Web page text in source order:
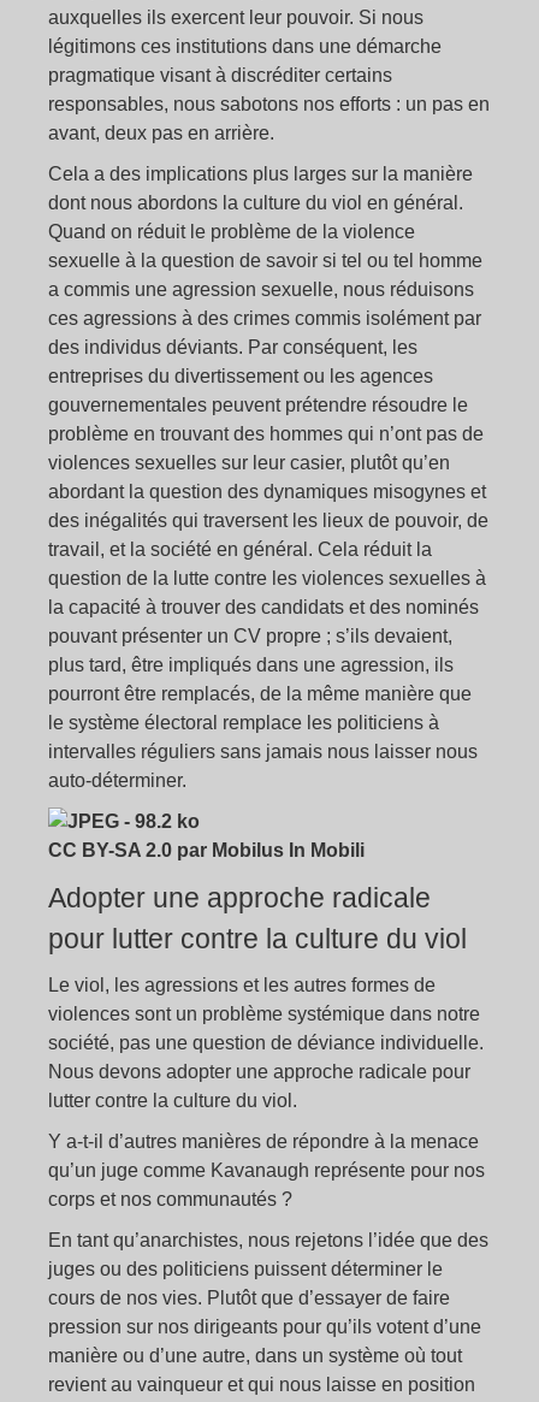
auxquelles ils exercent leur pouvoir. Si nous
légitimons ces institutions dans une démarche
pragmatique visant à discréditer certains
responsables, nous sabotons nos efforts : un pas en
avant, deux pas en arrière.
Cela a des implications plus larges sur la manière
dont nous abordons la culture du viol en général.
Quand on réduit le problème de la violence
sexuelle à la question de savoir si tel ou tel homme
a commis une agression sexuelle, nous réduisons
ces agressions à des crimes commis isolément par
des individus déviants. Par conséquent, les
entreprises du divertissement ou les agences
gouvernementales peuvent prétendre résoudre le
problème en trouvant des hommes qui n’ont pas de
violences sexuelles sur leur casier, plutôt qu’en
abordant la question des dynamiques misogynes et
des inégalités qui traversent les lieux de pouvoir, de
travail, et la société en général. Cela réduit la
question de la lutte contre les violences sexuelles à
la capacité à trouver des candidats et des nominés
pouvant présenter un CV propre ; s’ils devaient,
plus tard, être impliqués dans une agression, ils
pourront être remplacés, de la même manière que
le système électoral remplace les politiciens à
intervalles réguliers sans jamais nous laisser nous
auto-déterminer.
CC BY-SA 2.0 par Mobilus In Mobili
Adopter une approche radicale
pour lutter contre la culture du viol
Le viol, les agressions et les autres formes de
violences sont un problème systémique dans notre
société, pas une question de déviance individuelle.
Nous devons adopter une approche radicale pour
lutter contre la culture du viol.
Y a-t-il d’autres manières de répondre à la menace
qu’un juge comme Kavanaugh représente pour nos
corps et nos communautés ?
En tant qu’anarchistes, nous rejetons l’idée que des
juges ou des politiciens puissent déterminer le
cours de nos vies. Plutôt que d’essayer de faire
pression sur nos dirigeants pour qu’ils votent d’une
manière ou d’une autre, dans un système où tout
revient au vainqueur et qui nous laisse en position